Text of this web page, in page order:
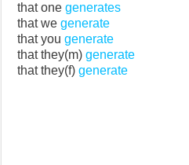
that one generates
that we generate
that you generate
that they(m) generate
that they(f) generate